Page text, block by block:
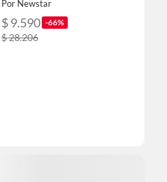
Por Newstar
$ 9.590 -66%
$ 28.206